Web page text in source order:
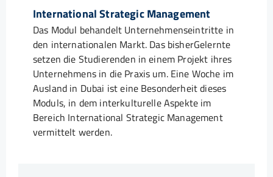
International Strategic Management
Das Modul behandelt Unternehmenseintritte in
den internationalen Markt. Das bisherGelernte
setzen die Studierenden in einem Projekt ihres
Unternehmens in die Praxis um. Eine Woche im
Ausland in Dubai ist eine Besonderheit dieses
Moduls, in dem interkulturelle Aspekte im
Bereich International Strategic Management
vermittelt werden.